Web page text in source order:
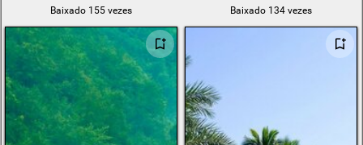
Baixado 155 vezes Baixado 134 vezes